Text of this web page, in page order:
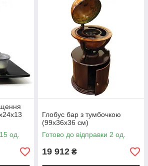
од.
Глобус бар з тумбочкою
(99х36х36 см)
Готово до відправки 2 од.
19 912 ₴